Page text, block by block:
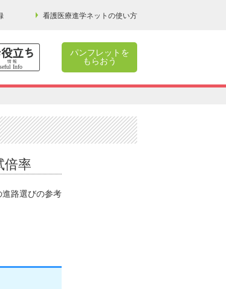
看護医療進学ネットの使い方
パンフレットを
もらおう
倍率
路選びの参考